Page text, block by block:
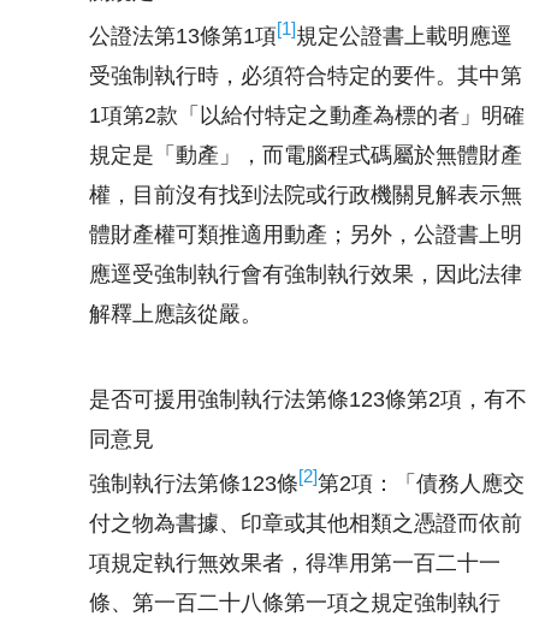
公證法第13條第1項[1]規定公證書上載明應逕
受強制執行時，必須符合特定的要件。其中第
1項第2款「以給付特定之動產為標的者」明確
規定是「動產」，而電腦程式碼屬於無體財產
權，目前沒有找到法院或行政機關見解表示無
體財產權可類推適用動產；另外，公證書上明
應逕受強制執行會有強制執行效果，因此法律
解釋上應該從嚴。
是否可援用強制執行法第條123條第2項，有不
同意見
強制執行法第條123條[2]第2項：「債務人應交
付之物為書據、印章或其他相類之憑證而依前
項規定執行無效果者，得準用第一百二十一
條、第一百二十八條第一項之規定強制執行